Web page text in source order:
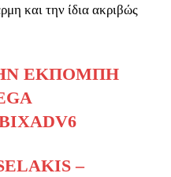
και την ίδια ακριβώς
ΕΚΠΟΜΠΉ
–